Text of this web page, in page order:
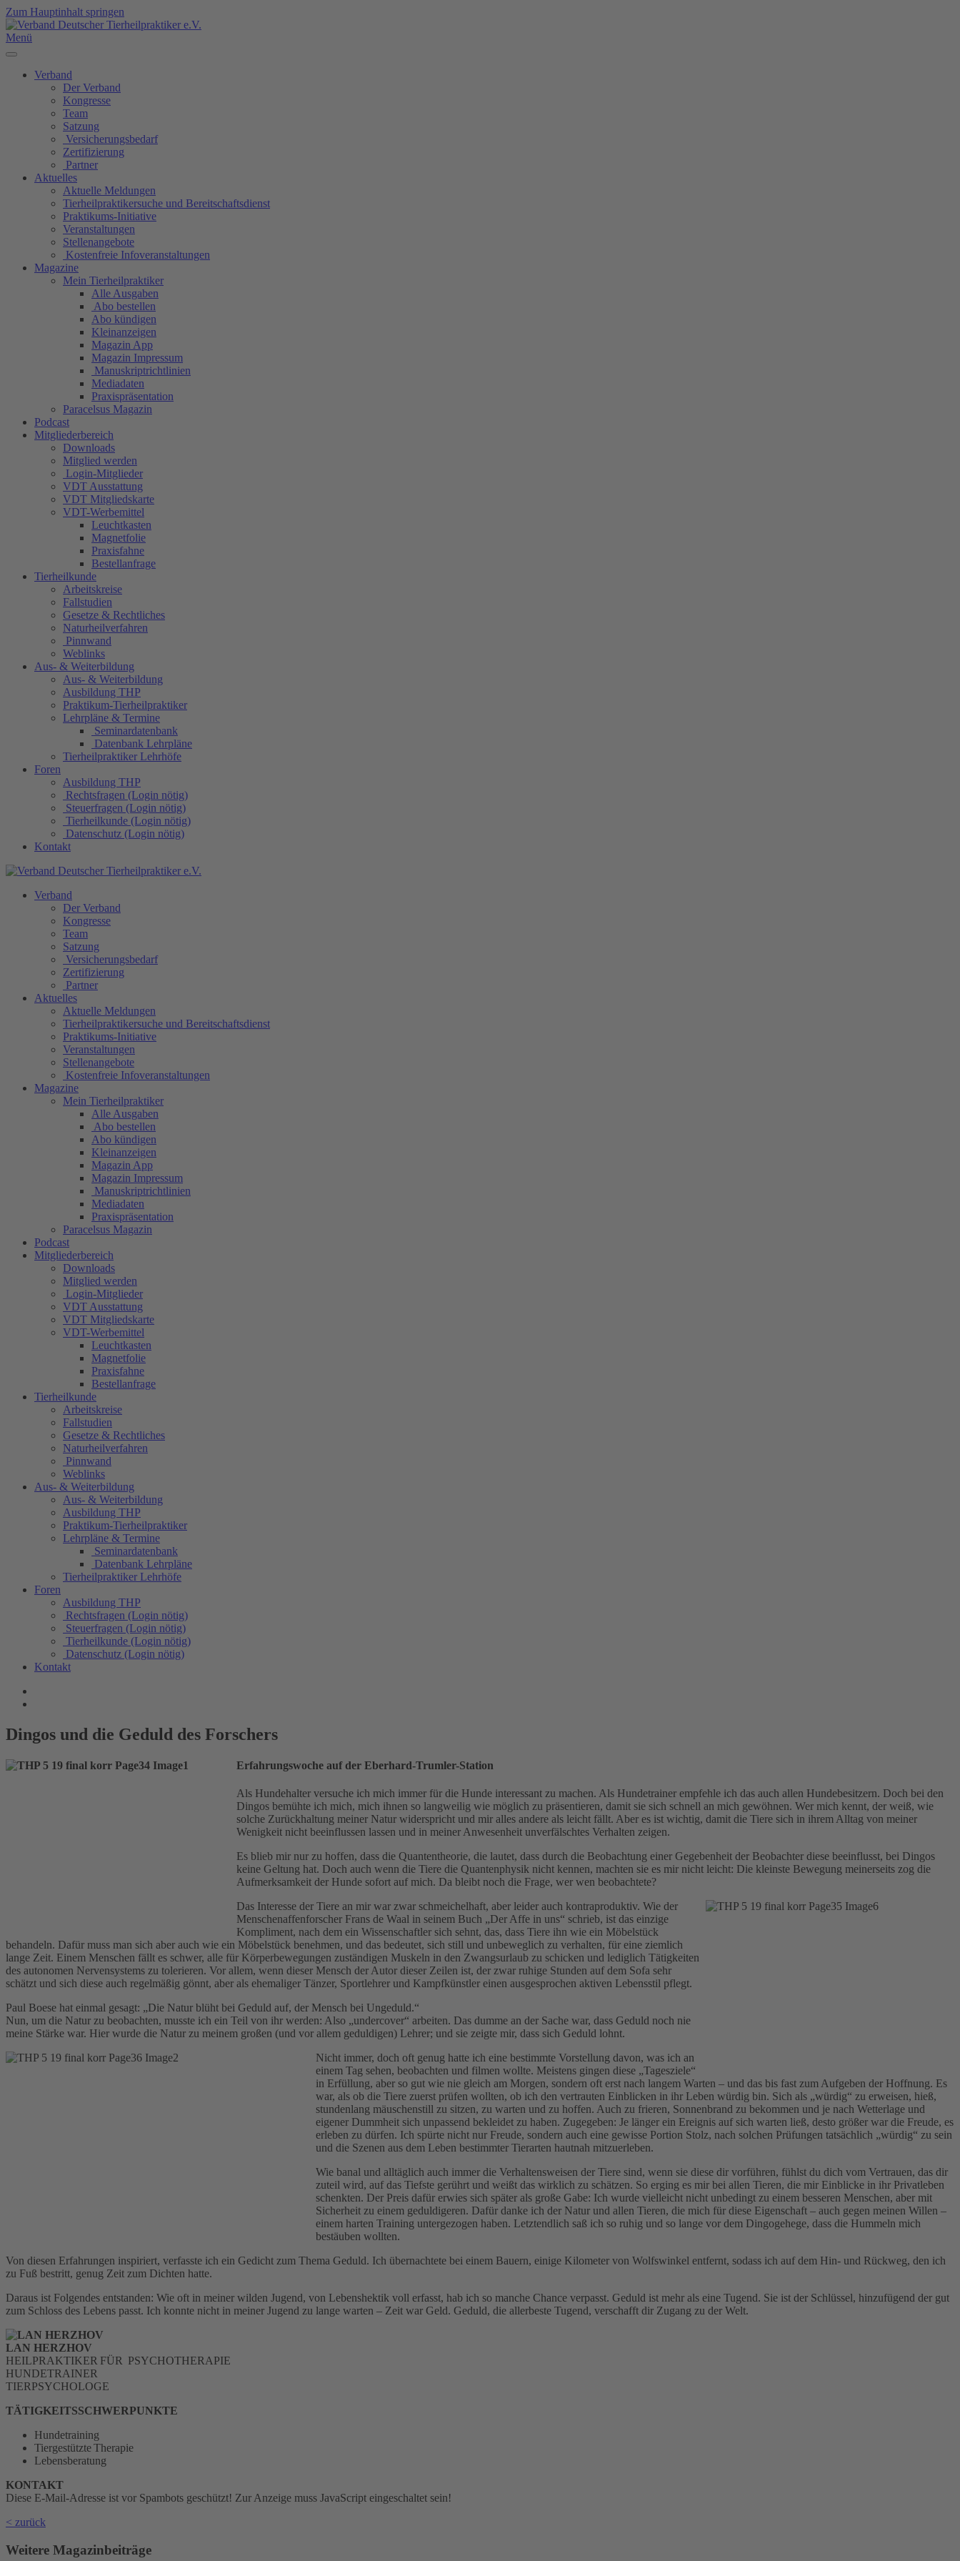
Zum Hauptinhalt springen
Menü
Verband
Der Verband
Kongresse
Team
Satzung
Versicherungsbedarf
Zertifizierung
Partner
Aktuelles
Aktuelle Meldungen
Tierheilpraktikersuche und Bereitschaftsdienst
Praktikums-Initiative
Veranstaltungen
Stellenangebote
Kostenfreie Infoveranstaltungen
Magazine
Mein Tierheilpraktiker
Alle Ausgaben
Abo bestellen
Abo kündigen
Kleinanzeigen
Magazin App
Magazin Impressum
Manuskriptrichtlinien
Mediadaten
Praxispräsentation
Paracelsus Magazin
Podcast
Mitgliederbereich
Downloads
Mitglied werden
Login-Mitglieder
VDT Ausstattung
VDT Mitgliedskarte
VDT-Werbemittel
Leuchtkasten
Magnetfolie
Praxisfahne
Bestellanfrage
Tierheilkunde
Arbeitskreise
Fallstudien
Gesetze & Rechtliches
Naturheilverfahren
Pinnwand
Weblinks
Aus- & Weiterbildung
Aus- & Weiterbildung
Ausbildung THP
Praktikum-Tierheilpraktiker
Lehrpläne & Termine
Seminardatenbank
Datenbank Lehrpläne
Tierheilpraktiker Lehrhöfe
Foren
Ausbildung THP
Rechtsfragen (Login nötig)
Steuerfragen (Login nötig)
Tierheilkunde (Login nötig)
Datenschutz (Login nötig)
Kontakt
Verband
Der Verband
Kongresse
Team
Satzung
Versicherungsbedarf
Zertifizierung
Partner
Aktuelles
Aktuelle Meldungen
Tierheilpraktikersuche und Bereitschaftsdienst
Praktikums-Initiative
Veranstaltungen
Stellenangebote
Kostenfreie Infoveranstaltungen
Magazine
Mein Tierheilpraktiker
Alle Ausgaben
Abo bestellen
Abo kündigen
Kleinanzeigen
Magazin App
Magazin Impressum
Manuskriptrichtlinien
Mediadaten
Praxispräsentation
Paracelsus Magazin
Podcast
Mitgliederbereich
Downloads
Mitglied werden
Login-Mitglieder
VDT Ausstattung
VDT Mitgliedskarte
VDT-Werbemittel
Leuchtkasten
Magnetfolie
Praxisfahne
Bestellanfrage
Tierheilkunde
Arbeitskreise
Fallstudien
Gesetze & Rechtliches
Naturheilverfahren
Pinnwand
Weblinks
Aus- & Weiterbildung
Aus- & Weiterbildung
Ausbildung THP
Praktikum-Tierheilpraktiker
Lehrpläne & Termine
Seminardatenbank
Datenbank Lehrpläne
Tierheilpraktiker Lehrhöfe
Foren
Ausbildung THP
Rechtsfragen (Login nötig)
Steuerfragen (Login nötig)
Tierheilkunde (Login nötig)
Datenschutz (Login nötig)
Kontakt
Dingos und die Geduld des Forschers
Erfahrungswoche auf der Eberhard-Trumler-Station
Als Hundehalter versuche ich mich immer für die Hunde interessant zu machen. Als Hundetrainer empfehle ich das auch allen Hundebesitzern. Doch bei den
Dingos bemühte ich mich, mich ihnen so langweilig wie möglich zu präsentieren, damit sie sich schnell an mich gewöhnen. Wer mich kennt, der weiß, wie
solche Zurückhaltung meiner Natur widerspricht und mir alles andere als leicht fällt. Aber es ist wichtig, damit die Tiere sich in ihrem Alltag von meiner
Wenigkeit nicht beeinflussen lassen und in meiner Anwesenheit unverfälschtes Verhalten zeigen.
Es blieb mir nur zu hoffen, dass die Quantentheorie, die lautet, dass durch die Beobachtung einer Gegebenheit der Beobachter diese beeinflusst, bei Dingos
keine Geltung hat. Doch auch wenn die Tiere die Quantenphysik nicht kennen, machten sie es mir nicht leicht: Die kleinste Bewegung meinerseits zog die
Aufmerksamkeit der Hunde sofort auf mich. Da bleibt noch die Frage, wer wen beobachtete?
Das Interesse der Tiere an mir war zwar schmeichelhaft, aber leider auch kontraproduktiv. Wie der
Menschenaffenforscher Frans de Waal in seinem Buch „Der Affe in uns“ schrieb, ist das einzige
Kompliment, nach dem ein Wissenschaftler sich sehnt, das, dass Tiere ihn wie ein Möbelstück
behandeln. Dafür muss man sich aber auch wie ein Möbelstück benehmen, und das bedeutet, sich still und unbeweglich zu verhalten, für eine ziemlich
lange Zeit. Einem Menschen fällt es schwer, alle für Körperbewegungen zuständigen Muskeln in den Zwangsurlaub zu schicken und lediglich Tätigkeiten
des autonomen Nervensystems zu tolerieren. Vor allem, wenn dieser Mensch der Autor dieser Zeilen ist, der zwar ruhige Stunden auf dem Sofa sehr
schätzt und sich diese auch regelmäßig gönnt, aber als ehemaliger Tänzer, Sportlehrer und Kampfkünstler einen ausgesprochen aktiven Lebensstil pflegt.
Paul Boese hat einmal gesagt: „Die Natur blüht bei Geduld auf, der Mensch bei Ungeduld.“
Nun, um die Natur zu beobachten, musste ich ein Teil von ihr werden: Also „undercover“ arbeiten. Das dumme an der Sache war, dass Geduld noch nie
meine Stärke war. Hier wurde die Natur zu meinem großen (und vor allem geduldigen) Lehrer; und sie zeigte mir, dass sich Geduld lohnt.
Nicht immer, doch oft genug hatte ich eine bestimmte Vorstellung davon, was ich an
einem Tag sehen, beobachten und filmen wollte. Meistens gingen diese „Tagesziele“
in Erfüllung, aber so gut wie nie gleich am Morgen, sondern oft erst nach langem Warten – und das bis fast zum Aufgeben der Hoffnung. Es
war, als ob die Tiere zuerst prüfen wollten, ob ich den vertrauten Einblicken in ihr Leben würdig bin. Sich als „würdig“ zu erweisen, hieß,
stundenlang mäuschenstill zu sitzen, zu warten und zu hoffen. Auch zu frieren, Sonnenbrand zu bekommen und je nach Wetterlage und
eigener Dummheit sich unpassend bekleidet zu haben. Zugegeben: Je länger ein Ereignis auf sich warten ließ, desto größer war die Freude, es
erleben zu dürfen. Ich spürte nicht nur Freude, sondern auch eine gewisse Portion Stolz, nach solchen Prüfungen tatsächlich „würdig“ zu sein
und die Szenen aus dem Leben bestimmter Tierarten hautnah mitzuerleben.
Wie banal und alltäglich auch immer die Verhaltensweisen der Tiere sind, wenn sie diese dir vorführen, fühlst du dich vom Vertrauen, das dir
zuteil wird, auf das Tiefste gerührt und weißt das wirklich zu schätzen. So erging es mir bei allen Tieren, die mir Einblicke in ihr Privatleben
schenkten. Der Preis dafür erwies sich später als große Gabe: Ich wurde vielleicht nicht unbedingt zu einem besseren Menschen, aber mit
Sicherheit zu einem geduldigeren. Dafür danke ich der Natur und allen Tieren, die mich für diese Eigenschaft – auch gegen meinen Willen –
einem harten Training untergezogen haben. Letztendlich saß ich so ruhig und so lange vor dem Dingogehege, dass die Hummeln mich
bestäuben wollten.
Von diesen Erfahrungen inspiriert, verfasste ich ein Gedicht zum Thema Geduld. Ich übernachtete bei einem Bauern, einige Kilometer von Wolfswinkel entfernt, sodass ich auf dem Hin- und Rückweg, den ich
zu Fuß bestritt, genug Zeit zum Dichten hatte.
Daraus ist Folgendes entstanden: Wie oft in meiner wilden Jugend, von Lebenshektik voll erfasst, hab ich so manche Chance verpasst. Geduld ist mehr als eine Tugend. Sie ist der Schlüssel, hinzufügend der gut
zum Schloss des Lebens passt. Ich konnte nicht in meiner Jugend zu lange warten – Zeit war Geld. Geduld, die allerbeste Tugend, verschafft dir Zugang zu der Welt.
LAN HERZHOV
HEILPRAKTIKER FÜR PSYCHOTHERAPIE
HUNDETRAINER
TIERPSYCHOLOGE
TÄTIGKEITSSCHWERPUNKTE
Hundetraining
Tiergestützte Therapie
Lebensberatung
KONTAKT
Diese E-Mail-Adresse ist vor Spambots geschützt! Zur Anzeige muss JavaScript eingeschaltet sein!
< zurück
Weitere Magazinbeiträge